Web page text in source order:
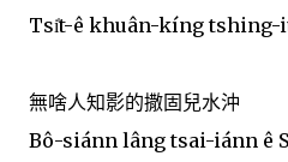
Tsi̍t-ê khuân-kíng tshing-
無啥人知影的撒固兒水沖
Bô-siánn lâng tsai-iánn ê